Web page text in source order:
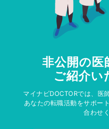
非公開の医
ご紹介い
マイナビDOCTORでは、医
あなたの転職活動をサポー
合わせ